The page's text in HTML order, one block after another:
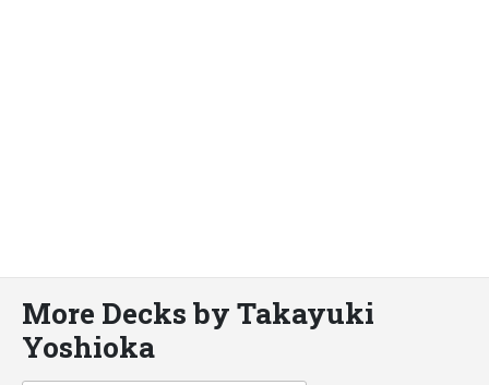
More Decks by Takayuki
Yoshioka